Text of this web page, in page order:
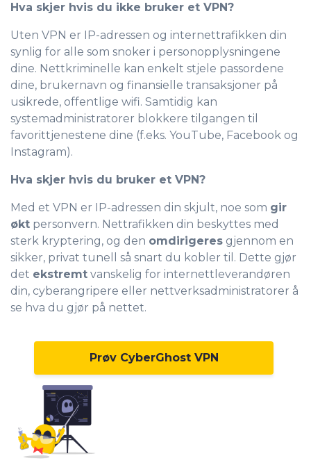
Hva skjer hvis du ikke bruker et VPN?
Uten VPN er IP-adressen og internettrafikken din
synlig for alle som snoker i personopplysningene
dine. Nettkriminelle kan enkelt stjele passordene
dine, brukernavn og finansielle transaksjoner på
usikrede, offentlige wifi. Samtidig kan
systemadministratorer blokkere tilgangen til
favorittjenestene dine (f.eks. YouTube, Facebook og
Instagram).
Hva skjer hvis du bruker et VPN?
Med et VPN er IP-adressen din skjult, noe som gir
økt personvern. Nettrafikken din beskyttes med
sterk kryptering, og den omdirigeres gjennom en
sikker, privat tunell så snart du kobler til. Dette gjør
det ekstremt vanskelig for internettleverandøren
din, cyberangripere eller nettverksadministratorer å
se hva du gjør på nettet.
Prøv CyberGhost VPN